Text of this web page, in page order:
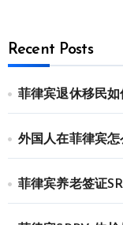
Recent Posts
菲律宾退休移民如
外国人在菲律宾怎
菲律宾养老签证